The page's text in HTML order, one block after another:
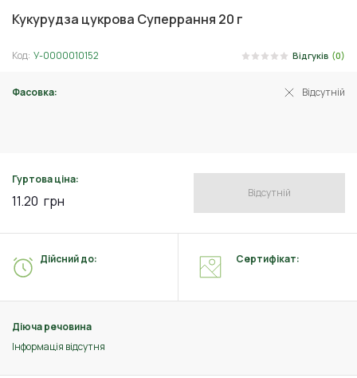
Кукурудза цукрова Суперрання 20 г
Код: У-0000010152 Відгуків (0)
Фасовка: Відсутній
Гуртова ціна:
11.20 грн Відсутній
Діюча речовина
Інформація відсутня
Дійсний до: Сертифікат: